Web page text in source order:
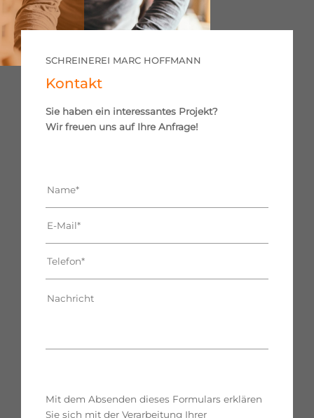
SCHREINEREI MARC HOFFMANN
Kontakt
Sie haben ein interessantes Projekt?
Wir freuen uns auf Ihre Anfrage!
Mit dem Absenden dieses Formulars erklären
Sie sich mit der Verarbeitung Ihrer